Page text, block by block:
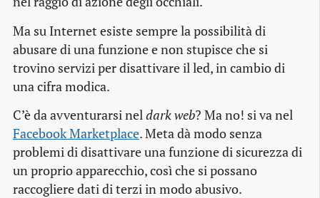
Ma su Internet esiste sempre la possibilità di
abusare di una funzione e non stupisce che si
trovino servizi per disattivare il led, in cambio di
una cifra modica.
C’è da avventurarsi nel dark web? Ma no! si va nel
Facebook Marketplace. Meta dà modo senza
problemi di disattivare una funzione di sicurezza di
un proprio apparecchio, così che si possano
raccogliere dati di terzi in modo abusivo.